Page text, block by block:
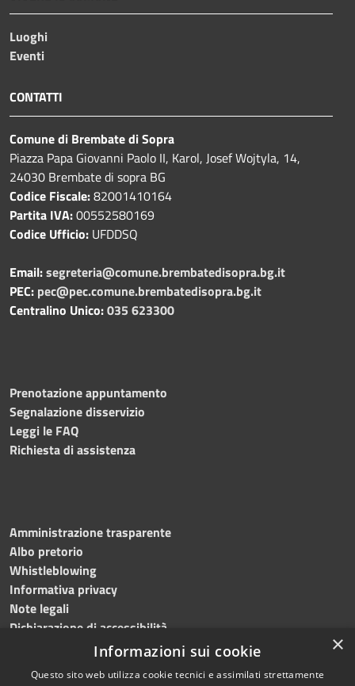
Luoghi
Eventi
CONTATTI
Comune di Brembate di Sopra
Piazza Papa Giovanni Paolo II, Karol, Josef Wojtyla, 14,
24030 Brembate di sopra BG
Codice Fiscale:82001410164
Partita IVA:00552580169
Codice Ufficio: UFDDSQ
Email:segreteria@comune.brembatedisopra.bg.it
PEC: pec@pec.comune.brembatedisopra.bg.it
Centralino Unico:035 623300
Prenotazione appuntamento
Segnalazione disservizio
Leggi le FAQ
Richiesta di assistenza
Amministrazione trasparente
Albo pretorio
Whistleblowing
Informativa privacy
Note legali
Dichiarazione di accessibilità
×
Informazioni sui cookie
Questo sito web utilizza cookie tecnici e assimilati strettamente